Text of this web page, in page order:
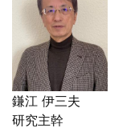
鎌江 伊三夫
研究主幹